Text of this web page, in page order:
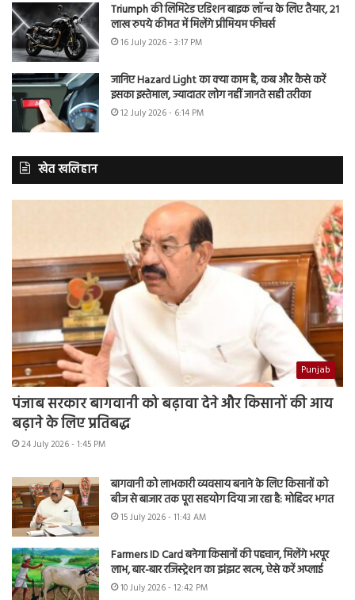
Triumph की लिमिटेड एडिशन बाइक लॉन्च के लिए तैयार, 21
लाख रुपये कीमत में मिलेंगे प्रीमियम फीचर्स
16 July 2026 - 3:17 PM
जानिए Hazard Light का क्या काम है, कब और कैसे करें
इसका इस्तेमाल, ज्यादातर लोग नहीं जानते सही तरीका
12 July 2026 - 6:14 PM
खेत खलिहान
Punjab
पंजाब सरकार बागवानी को बढ़ावा देने और किसानों की आय
बढ़ाने के लिए प्रतिबद्ध
24 July 2026 - 1:45 PM
बागवानी को लाभकारी व्यवसाय बनाने के लिए किसानों को
बीज से बाजार तक पूरा सहयोग दिया जा रहा है: मोहिंदर भगत
15 July 2026 - 11:43 AM
Farmers ID Card बनेगा किसानों की पहचान, मिलेंगे भरपूर
लाभ, बार-बार रजिस्ट्रेशन का झंझट खत्म, ऐसे करें अप्लाई
10 July 2026 - 12:42 PM